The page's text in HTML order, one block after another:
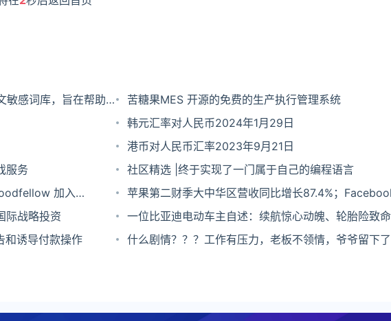
感词库，旨在帮助
文本。
苦糖果MES 开源的免费的生产执行管理系统
韩元汇率对人民币2024年1月29日
港币对人民币汇率2023年9月21日
服务
社区精选 |终于实现了一门属于自己的编程语言
加入
苹果第二财季大中华区营收同比增长87.4%；
活跃用户达到28.5亿；阿里巴巴9.9亿港元增资易居｜
际战略投资
一位比亚迪电动车主自述：续航惊心动魄、轮胎险致命
和诱导付款操作 什么剧情？？？工作有压力，老板不领情，爷爷留下